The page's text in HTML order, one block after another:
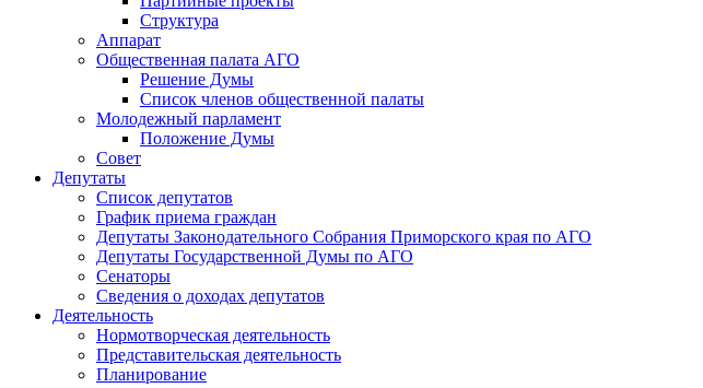
Структура
Аппарат
Общественная палата АГО
Решение Думы
Список членов общественной палаты
Молодежный парламент
Положение Думы
Совет
Депутаты
Список депутатов
График приема граждан
Депутаты Законодательного Собрания Приморского края по АГО
Депутаты Государственной Думы по АГО
Сенаторы
Сведения о доходах депутатов
Деятельность
Нормотворческая деятельность
Представительская деятельность
Планирование